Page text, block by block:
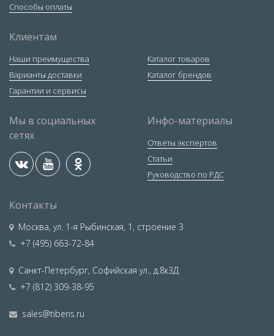
Способы оплаты
Клиентам
Наши преимущества
Варианты доставки
Гарантии и сервисы
Каталог товаров
Каталог брендов
Мы в социальных
сетях
Инфо-материалы
Ответы экспертов
Статьи
Руководство по РДС
Контакты
Москва, ул. 1-я Рыбинская, 1, строение 3
+7 (495) 663-72-84
Санкт-Петербург, Софийская ул., д.8к3Д
+7 (812) 309-38-95
sales@tiberis.ru